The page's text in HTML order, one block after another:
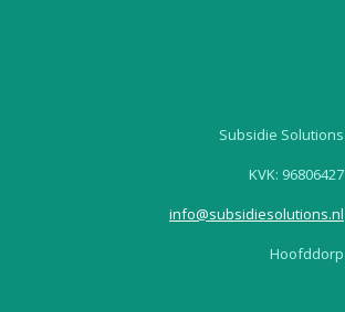
Subsidie Solutions
KVK: 96806427
info@subsidiesolutions.nl
Hoofddorp